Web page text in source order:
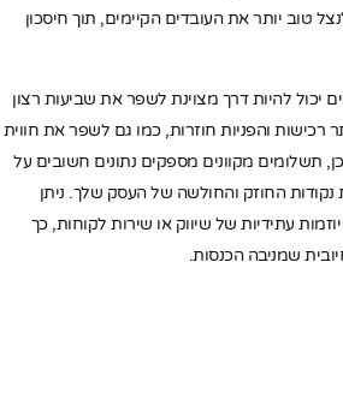
טוב יותר את העובדים הקיימים, תוך חיסכון
יכול להיות דרך מצוינת לשפר את שביעות רצון
רכישות והפניות חוזרות, כמו גם לשפר את חווית
תשלומים מקוונים מספקים נתונים חשובים על
נקודות החוזק והחולשה של העסק שלך. ניתן
עתידיות של שיווק או שירות לקוחות, כך
שמניבה הכנסות.